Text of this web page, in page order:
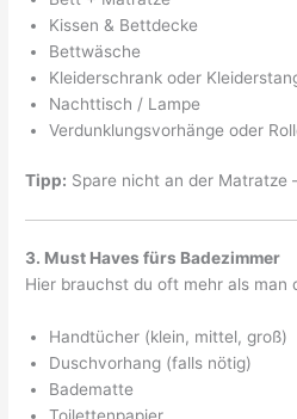
Kissen & Bettdecke
Bettwäsche
Kleiderschrank oder
Nachttisch / Lampe
Verdunklungsvorhänge oder
Tipp: Spare nicht an der Matratze
3. Must Haves fürs Badezimmer
Hier brauchst du oft mehr als man
Handtücher (klein, mittel, groß)
Duschvorhang (falls nötig)
Badematte